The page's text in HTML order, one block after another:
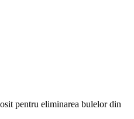
pentru eliminarea bulelor din